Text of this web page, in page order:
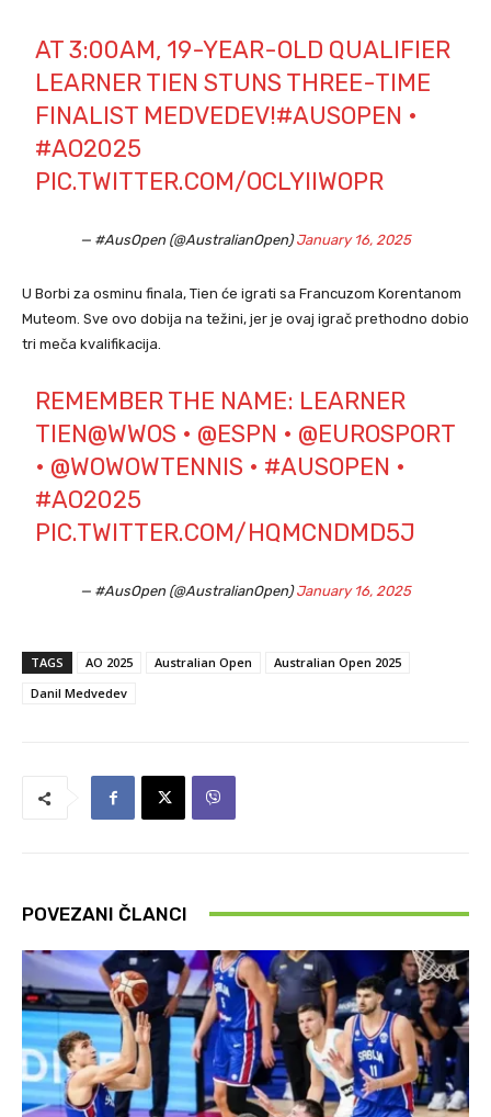
AT 3:00AM, 19-YEAR-OLD QUALIFIER
LEARNER TIEN STUNS THREE-TIME
FINALIST MEDVEDEV!#AUSOPEN •
#AO2025
PIC.TWITTER.COM/OCLYIIWOPR
— #AusOpen (@AustralianOpen)January 16, 2025
U Borbi za osminu finala, Tien će igrati sa Francuzom Korentanom
Muteom. Sve ovo dobija na težini, jer je ovaj igrač prethodno dobio
tri meča kvalifikacija.
REMEMBER THE NAME: LEARNER
TIEN@WWOS • @ESPN • @EUROSPORT
• @WOWOWTENNIS • #AUSOPEN •
#AO2025
PIC.TWITTER.COM/HQMCNDMD5J
— #AusOpen (@AustralianOpen)January 16, 2025
TAGS AO 2025 Australian Open
Australian Open 2025
Danil Medvedev
POVEZANI ČLANCI